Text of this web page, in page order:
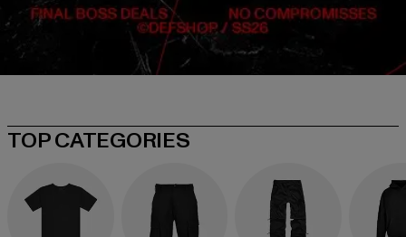
TOP CATEGORIES